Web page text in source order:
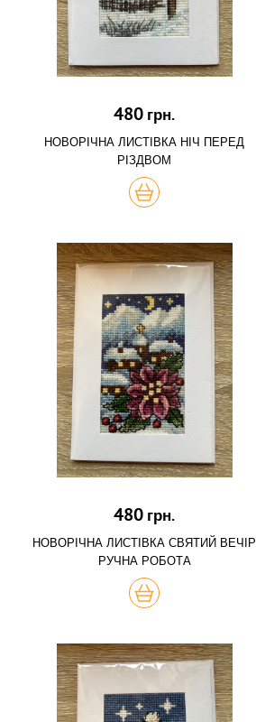
480 грн.
НОВОРІЧНА ЛИСТІВКА НІЧ ПЕРЕД
РІЗДВОМ
КУПИТЬ
480 грн.
НОВОРІЧНА ЛИСТІВКА СВЯТИЙ ВЕЧІР
РУЧНА РОБОТА
КУПИТЬ